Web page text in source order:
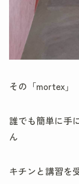
その「mortex」
誰でも簡単に手
ん
キチンと講習を